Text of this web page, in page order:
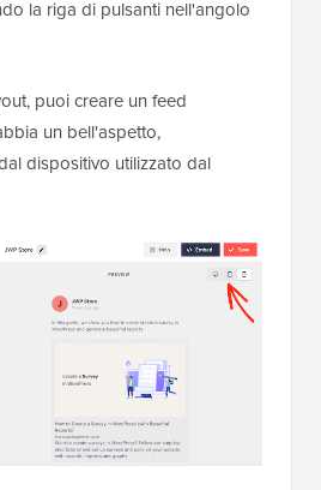
la riga di pulsanti nell'angolo
puoi creare un feed
un bell'aspetto,
dispositivo utilizzato dal